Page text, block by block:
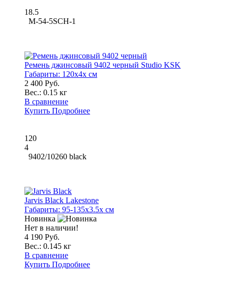
18.5
M-54-5SCH-1
Ремень джинсовый 9402 черный Studio KSK
Габариты: 120x4x см
2 400 Руб.
Вес.: 0.15 кг
В сравнение
Купить Подробнее
120
4
9402/10260 black
Jarvis Black Lakestone
Габариты: 95-135x3.5x см
Новинка
Нет в наличии!
4 190 Руб.
Вес.: 0.145 кг
В сравнение
Купить Подробнее